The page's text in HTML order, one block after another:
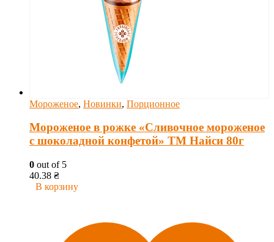
Мороженое, Новинки, Порционное
Мороженое в рожке «Сливочное мороженое
с шоколадной конфетой» ТМ Найси 80г
0 out of 5
40.38 ₴
В корзину